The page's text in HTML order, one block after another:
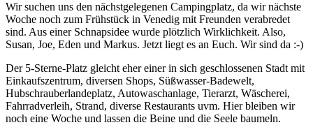
Wir suchen uns den nächstgelegenen Campingplatz, da wir nächste
Woche noch zum Frühstück in Venedig mit Freunden verabredet
sind. Aus einer Schnapsidee wurde plötzlich Wirklichkeit. Also,
Susan, Joe, Eden und Markus. Jetzt liegt es an Euch. Wir sind da :-)
Der 5-Sterne-Platz gleicht eher einer in sich geschlossenen Stadt mit
Einkaufszentrum, diversen Shops, Süßwasser-Badewelt,
Hubschrauberlandeplatz, Autowaschanlage, Tierarzt, Wäscherei,
Fahrradverleih, Strand, diverse Restaurants uvm. Hier bleiben wir
noch eine Woche und lassen die Beine und die Seele baumeln.